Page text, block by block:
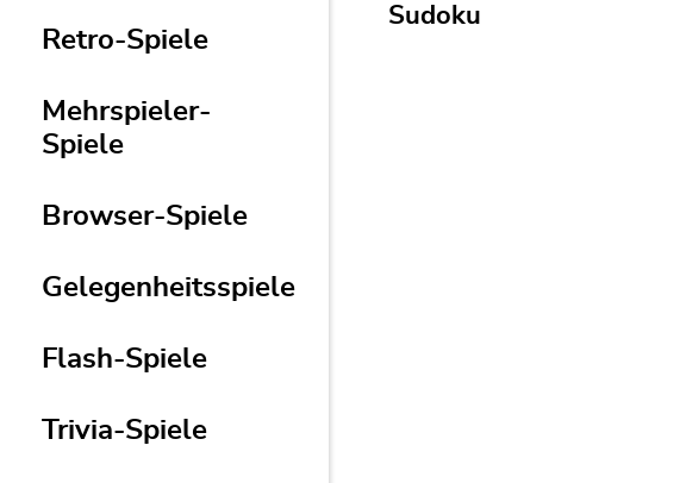
Retro-Spiele
Mehrspieler-
Spiele
Browser-Spiele
Gelegenheitsspiele
Flash-Spiele
Trivia-Spiele
Sudoku